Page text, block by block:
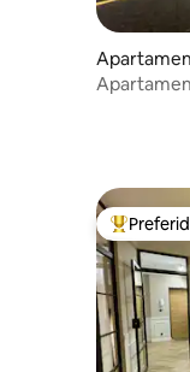
Entre os